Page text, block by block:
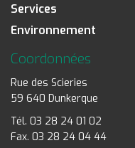
Services
Environnement
Coordonnées
Rue des Scieries
59 640 Dunkerque
Tél. 03 28 24 01 02
Fax. 03 28 24 04 44